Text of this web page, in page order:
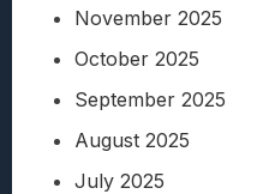
November 2025
October 2025
September 2025
August 2025
July 2025